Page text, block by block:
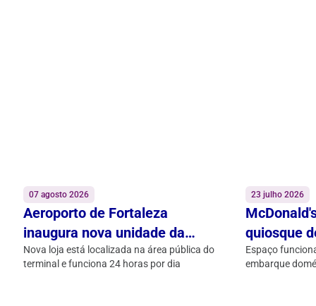
07 agosto 2026
Aeroporto de Fortaleza
inaugura nova unidade da
Subway na praça de
alimentação
Nova loja está localizada na área pública do
terminal e funciona 24 horas por dia
23 julho 2026
quiosque
Fortaleza
Espaço
embarque